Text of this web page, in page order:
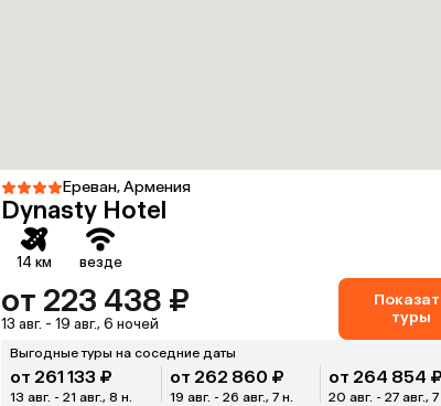
Ереван, Армения
Dynasty Hotel
14 км везде
от 223 438 ₽
13 авг. - 19 авг., 6 ночей
туры
Выгодные туры на соседние даты
от 261 133 ₽
13 авг. - 21 авг., 8 н.
от 262 860 ₽
19 авг. - 26 авг., 7 н.
от 264 854
20 авг. - 27 авг.,